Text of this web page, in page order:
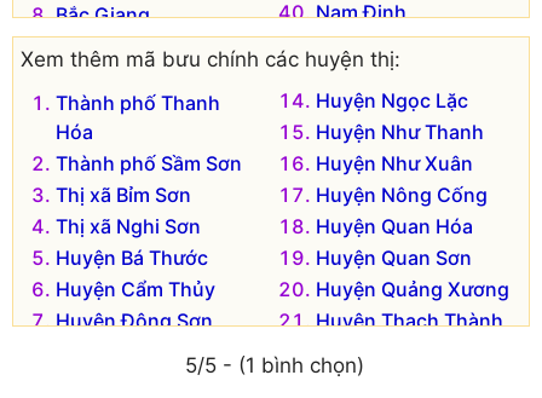
Bắc Giang
Bắc Kạn
Bắc Ninh
Bến Tre
Bình Định
Bình Dương
Bình Phước
Bình Thuận
Cà Mau
Cao Bằng
Nam Định
Nghệ An
Ninh Bình
Ninh Thuận
Phú Thọ
Phú Yên
Quảng Bình
Quảng Nam
Quảng Ngãi
Quảng Ninh
Quảng Trị
Sóc Trăng
Xem thêm mã bưu chính các huyện thị:
Thành phố Thanh
Hóa
Thành phố Sầm Sơn
Thị xã Bỉm Sơn
Thị xã Nghi Sơn
Huyện Bá Thước
Huyện Cẩm Thủy
Huyện Đông Sơn
Huyện Hà Trung
Huyện Ngọc Lặc
Huyện Như Thanh
Huyện Như Xuân
Huyện Nông Cống
Huyện Quan Hóa
Huyện Quan Sơn
Huyện Quảng Xương
Huyện Thạch Thành
Huyện Thiệu Hoá
Huyện Thọ Xuân
5/5 - (1 bình chọn)